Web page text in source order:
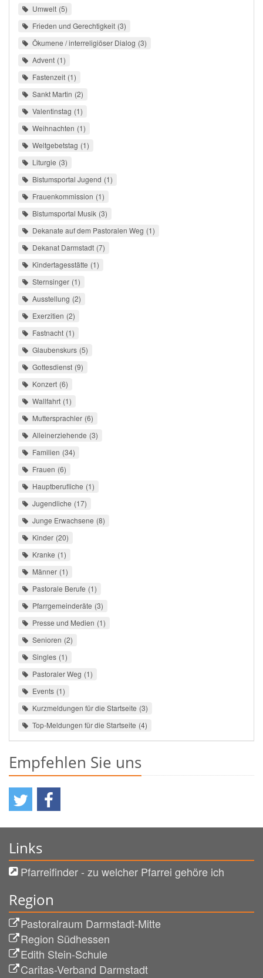
Umwelt 5
Frieden und Gerechtigkeit 3
Ökumene / interreligiöser Dialog 3
Advent 1
Fastenzeit 1
Sankt Martin 2
Valentinstag 1
Weihnachten 1
Weltgebetstag 1
Liturgie 3
Bistumsportal Jugend 1
Frauenkommission 1
Bistumsportal Musik 3
Dekanate auf dem Pastoralen Weg 1
Dekanat Darmstadt 7
Kindertagesstätte 1
Sternsinger 1
Ausstellung 2
Exerzitien 2
Fastnacht 1
Glaubenskurs 5
Gottesdienst 9
Konzert 6
Wallfahrt 1
Muttersprachler 6
Alleinerziehende 3
Familien 34
Frauen 6
Hauptberufliche 1
Jugendliche 17
Junge Erwachsene 8
Kinder 20
Kranke 1
Männer 1
Pastorale Berufe 1
Pfarrgemeinderäte 3
Presse und Medien 1
Senioren 2
Singles 1
Pastoraler Weg 1
Events 1
Kurzmeldungen für die Startseite 3
Top-Meldungen für die Startseite 4
Empfehlen Sie uns
Links
Pfarreifinder - zu welcher Pfarrei gehöre ich
Region
Pastoralraum Darmstadt-Mitte
Region Südhessen
Edith Stein-Schule
Caritas-Verband Darmstadt